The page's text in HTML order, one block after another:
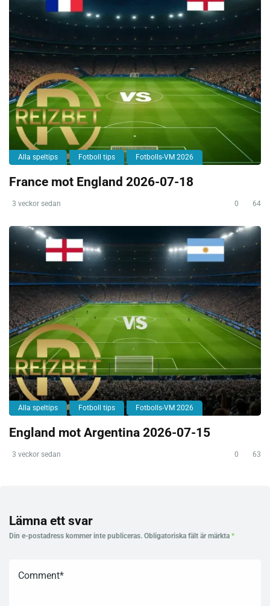
Alla speltips Fotboll tips Fotbolls-VM 2026
France mot England 2026-07-18
3 veckor sedan 0 64
Alla speltips Fotboll tips Fotbolls-VM 2026
England mot Argentina 2026-07-15
3 veckor sedan 0 63
Lämna ett svar
Din e-postadress kommer inte publiceras. Obligatoriska fält är märkta *